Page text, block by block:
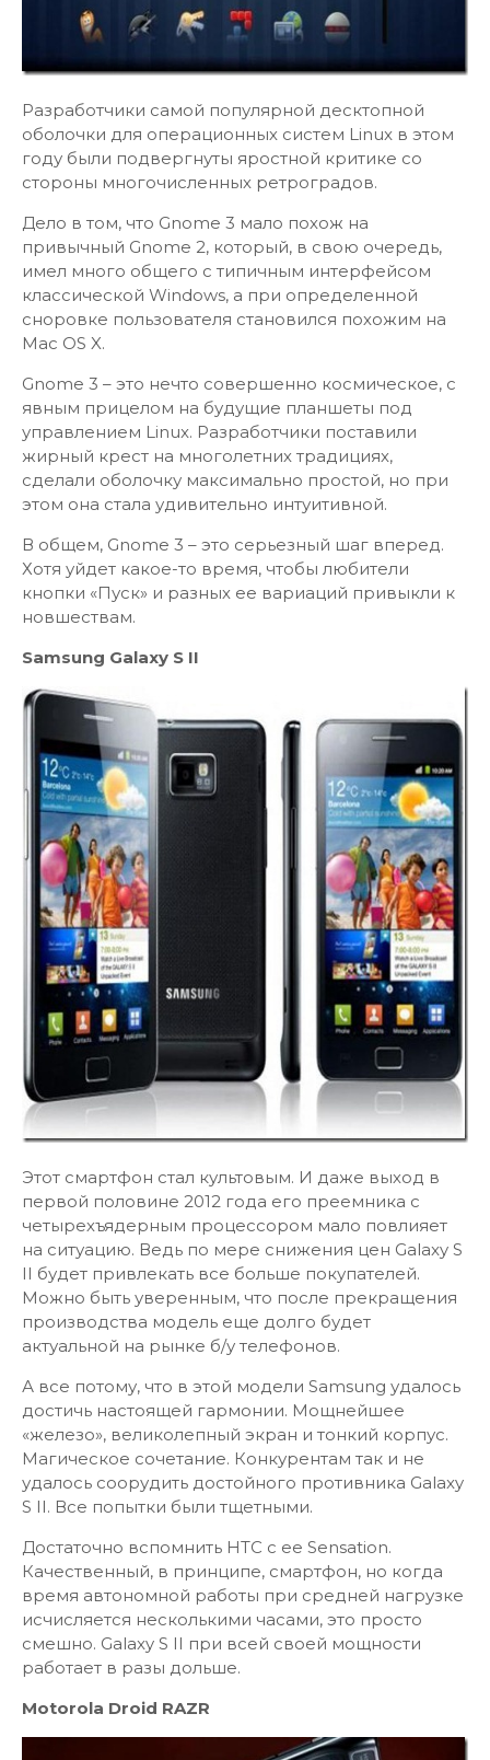
Разработчики самой популярной десктопной
оболочки для операционных систем Linux в этом
году были подвергнуты яростной критике со
стороны многочисленных ретроградов.
Дело в том, что Gnome 3 мало похож на
привычный Gnome 2, который, в свою очередь,
имел много общего с типичным интерфейсом
классической Windows, а при определенной
сноровке пользователя становился похожим на
Mac OS X.
Gnome 3 – это нечто совершенно космическое, с
явным прицелом на будущие планшеты под
управлением Linux. Разработчики поставили
жирный крест на многолетних традициях,
сделали оболочку максимально простой, но при
этом она стала удивительно интуитивной.
В общем, Gnome 3 – это серьезный шаг вперед.
Хотя уйдет какое-то время, чтобы любители
кнопки «Пуск» и разных ее вариаций привыкли к
новшествам.
Samsung Galaxy S II
Этот смартфон стал культовым. И даже выход в
первой половине 2012 года его преемника с
четырехъядерным процессором мало повлияет
на ситуацию. Ведь по мере снижения цен Galaxy S
II будет привлекать все больше покупателей.
Можно быть уверенным, что после прекращения
производства модель еще долго будет
актуальной на рынке б/у телефонов.
А все потому, что в этой модели Samsung удалось
достичь настоящей гармонии. Мощнейшее
«железо», великолепный экран и тонкий корпус.
Магическое сочетание. Конкурентам так и не
удалось соорудить достойного противника Galaxy
S II. Все попытки были тщетными.
Достаточно вспомнить HTC с ее Sensation.
Качественный, в принципе, смартфон, но когда
время автономной работы при средней нагрузке
исчисляется несколькими часами, это просто
смешно. Galaxy S II при всей своей мощности
работает в разы дольше.
Motorola Droid RAZR